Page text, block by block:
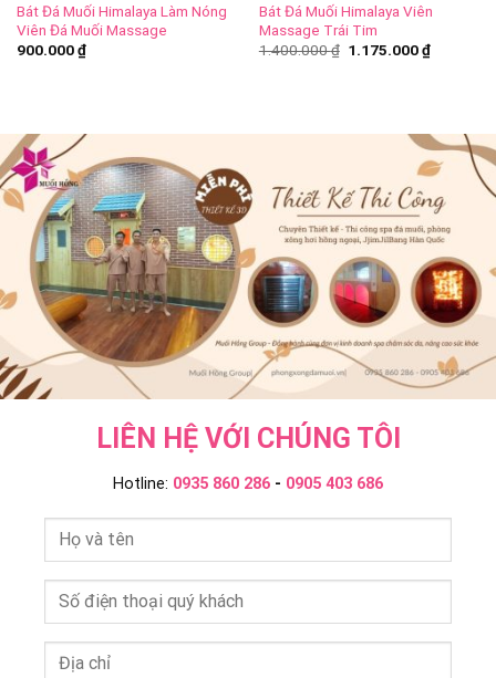
Bát Đá Muối Himalaya Làm Nóng
Viên Đá Muối Massage
900.000₫
Bát Đá Muối Himalaya Viên
Massage Trái Tim
1.400.000₫ 1.175.000₫
LIÊN HỆ VỚI CHÚNG TÔI
Hotline: 0935 860 286 - 0905 403 686